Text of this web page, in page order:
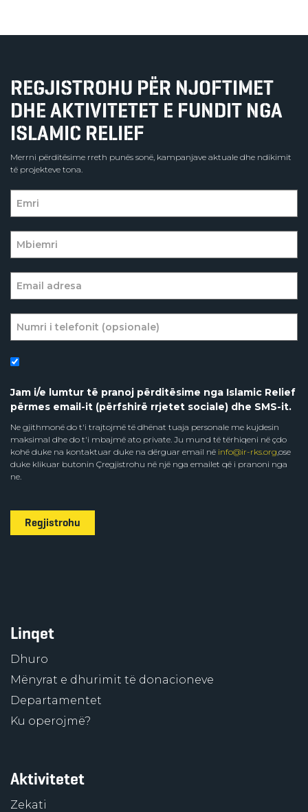
REGJISTROHU PËR NJOFTIMET
DHE AKTIVITETET E FUNDIT NGA
ISLAMIC RELIEF
Merrni përditësime rreth punës sonë, kampanjave aktuale dhe ndikimit
të projekteve tona.
Jam i/e lumtur të pranoj përditësime nga Islamic Relief
përmes email-it (përfshirë rrjetet sociale) dhe SMS-it.
Ne gjithmonë do t'i trajtojmë të dhënat tuaja personale me kujdesin
maksimal dhe do t'i mbajmë ato private. Ju mund të tërhiqeni në çdo
kohë duke na kontaktuar duke na dërguar email në info@ir-rks.org,ose
duke klikuar butonin Çregjistrohu në një nga emailet që i pranoni nga
ne.
Regjistrohu
Linqet
Dhuro
Mënyrat e dhurimit të donacioneve
Departamentet
Ku operojmë?
Aktivitetet
Zekati